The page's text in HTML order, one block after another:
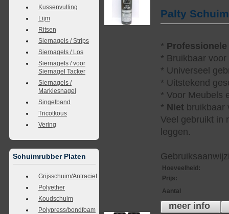
Kussenvulling
Lijm
Ritsen
Siernagels / Strips
Siernagels / Los
Siernagels / voor
Siernagel Tacker
Siernagels /
Markiesnagel
Singelband
Tricotkous
Vering
Schuimrubber Platen
Grijsschuim/Antraciet
Polyether
Koudschuim
Polypress/bondfoam
Palty
* Professionele
* Bruikbaar
* Universeel
* Uitstekend
* Voor Meubels
* Niet bruikbaar
Veel gebruikt in
leggen.
Hoeveelheid :
Prijs:
Aantal
meer info